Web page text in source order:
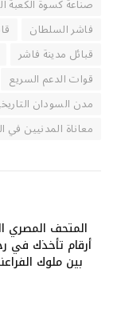
صناعة كسوة الكعبة
فاشر السلطان
قبائل مدينة فاشر
قوات الدعم السريع
مدن السودان
معاناة المدنيين في
أرقام تأخذك في
بين ملوك